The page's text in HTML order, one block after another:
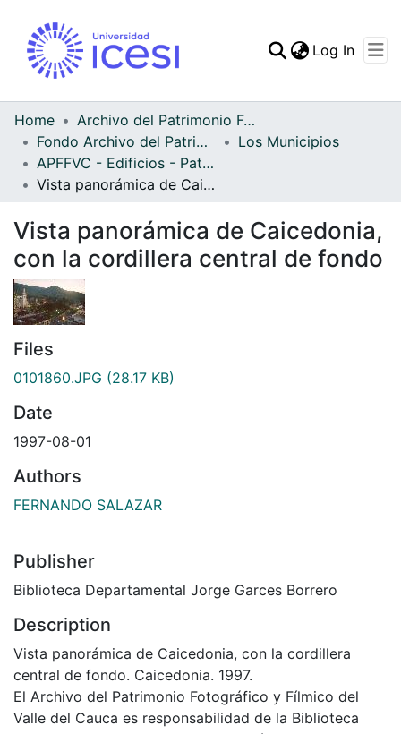
Statistics
Log In
Home
Archivo del Patrimonio Fotográfico y Fílmico del Valle del Cauca
Fondo Archivo del Patrimonio Fotográfico y Fílmico del Valle del Cauca
Los Municipios
APFFVC - Edificios - Patrimonial
Vista panorámica de Caicedonia, con la cordillera central de fondo
Vista panorámica de Caicedonia,
con la cordillera central de fondo
Files
0101860.JPG (28.17 KB)
Date
1997-08-01
Authors
FERNANDO SALAZAR
Publisher
Biblioteca Departamental Jorge Garces Borrero
Description
Vista panorámica de Caicedonia, con la cordillera
central de fondo. Caicedonia. 1997.
El Archivo del Patrimonio Fotográfico y Fílmico del
Valle del Cauca es responsabilidad de la Biblioteca